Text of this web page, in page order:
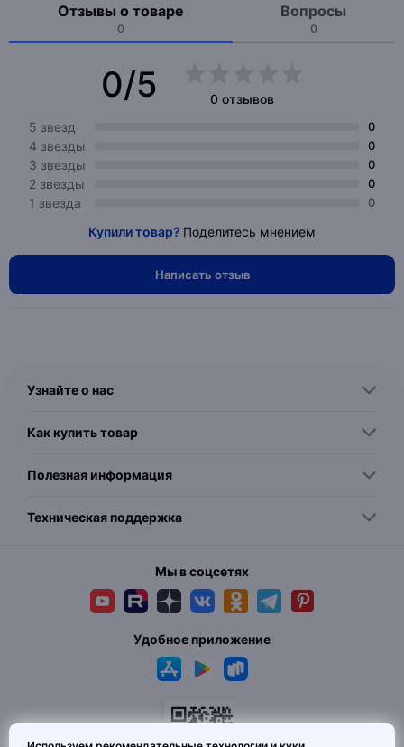
Отзывы о товаре
0
Вопросы
0
0/5
0 отзывов
5 звезд
0
4 звезды 0
3 звезды 0
2 звезды 0
1 звезда 0
Купили товар? Поделитесь мнением
Написать отзыв
Узнайте о нас
Как купить товар
Полезная информация
Техническая поддержка
Мы в соцсетях
Удобное приложение